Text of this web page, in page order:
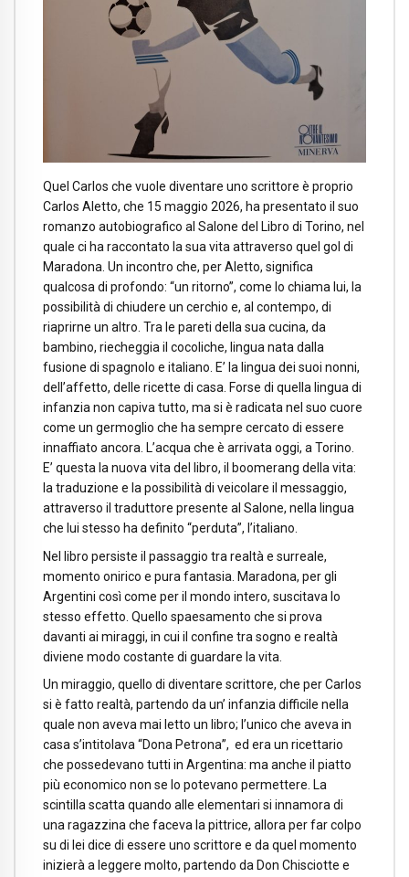
Quel Carlos che vuole diventare uno scrittore è proprio
Carlos Aletto, che 15 maggio 2026, ha presentato il suo
romanzo autobiografico al Salone del Libro di Torino, nel
quale ci ha raccontato la sua vita attraverso quel gol di
Maradona. Un incontro che, per Aletto, significa
qualcosa di profondo: “un ritorno”, come lo chiama lui, la
possibilità di chiudere un cerchio e, al contempo, di
riaprirne un altro. Tra le pareti della sua cucina, da
bambino, riecheggia il cocoliche, lingua nata dalla
fusione di spagnolo e italiano. E’ la lingua dei suoi nonni,
dell’affetto, delle ricette di casa. Forse di quella lingua di
infanzia non capiva tutto, ma si è radicata nel suo cuore
come un germoglio che ha sempre cercato di essere
innaffiato ancora. L’acqua che è arrivata oggi, a Torino.
E’ questa la nuova vita del libro, il boomerang della vita:
la traduzione e la possibilità di veicolare il messaggio,
attraverso il traduttore presente al Salone, nella lingua
che lui stesso ha definito “perduta”, l’italiano.
Nel libro persiste il passaggio tra realtà e surreale,
momento onirico e pura fantasia. Maradona, per gli
Argentini così come per il mondo intero, suscitava lo
stesso effetto. Quello spaesamento che si prova
davanti ai miraggi, in cui il confine tra sogno e realtà
diviene modo costante di guardare la vita.
Un miraggio, quello di diventare scrittore, che per Carlos
si è fatto realtà, partendo da un’ infanzia difficile nella
quale non aveva mai letto un libro; l’unico che aveva in
casa s’intitolava “Dona Petrona”, ed era un ricettario
che possedevano tutti in Argentina: ma anche il piatto
più economico non se lo potevano permettere. La
scintilla scatta quando alle elementari si innamora di
una ragazzina che faceva la pittrice, allora per far colpo
su di lei dice di essere uno scrittore e da quel momento
inizierà a leggere molto, partendo da Don Chisciotte e